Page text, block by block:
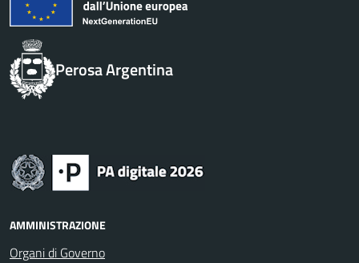
Perosa Argentina
AMMINISTRAZIONE
Organi di Governo